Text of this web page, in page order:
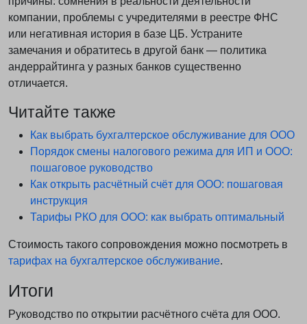
компании, проблемы с учредителями в реестре ФНС
или негативная история в базе ЦБ. Устраните
замечания и обратитесь в другой банк — политика
андеррайтинга у разных банков существенно
отличается.
Читайте также
Как выбрать бухгалтерское обслуживание для ООО
Порядок смены налогового режима для ИП и ООО:
пошаговое руководство
Как открыть расчётный счёт для ООО: пошаговая
инструкция
Тарифы РКО для ООО: как выбрать оптимальный
Стоимость такого сопровождения можно посмотреть в
тарифах на бухгалтерское обслуживание.
Итоги
Руководство по открытии расчётного счёта для ООО.